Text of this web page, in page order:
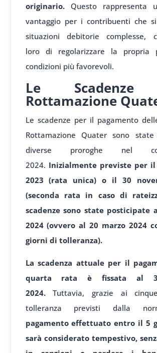
originario.Questo rappresenta
vantaggio per i contribuenti che
situazioni debitorie complesse,
loro di regolarizzare la propria
condizioni più favorevoli.
Le Scadenze
Rottamazione
Le scadenze per il pagamento
Rottamazione Quater sono
diverse proroghe nel
2024. Inizialmente previste per
2023 (rata unica) o il 30
(seconda rata in caso di
scadenze sono state posticipate
2024 (ovvero al 20 marzo 2024
giorni di tolleranza).
La scadenza attuale per il
quarta rata è fissata al
2024.Tuttavia, grazie ai
tolleranza previsti dalla
pagamento effettuato entro il 5
sarà considerato tempestivo,